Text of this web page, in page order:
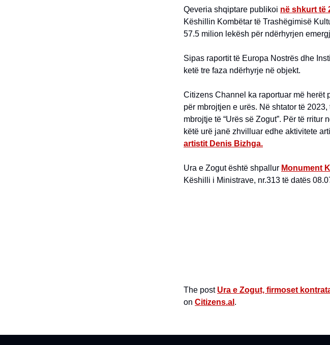
Qeveria shqiptare publikoi në shkurt të
Këshillin Kombëtar të Trashëgimisë
57.5 milion lekësh për ndërhyrjen
Sipas raportit të Europa Nostrës dhe
ketë tre faza ndërhyrje në objekt.
Citizens Channel ka raportuar më herët
për mbrojtjen e urës. Në shtator të
mbrojtje të “Urës së Zogut”. Për të
këtë urë janë zhvilluar edhe aktivitete
artistit Denis Bizhga.
Ura e Zogut është shpallur Monument
Këshilli i Ministrave, nr.313 të datës
The post Ura e Zogut, firmoset
on Citizens.al .